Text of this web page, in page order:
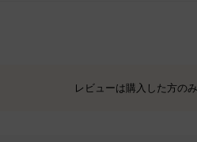
レビューは購入した方の